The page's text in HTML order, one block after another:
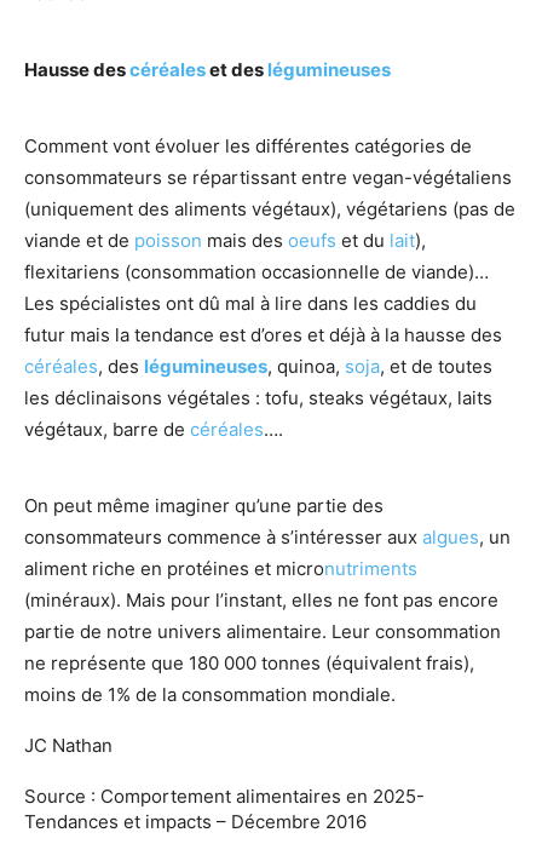
Hausse descéréaleset des légumineuses
Comment vont évoluer les différentes catégories de
consommateurs se répartissant entre vegan-végétaliens
(uniquement des aliments végétaux), végétariens (pas de
viande et de poisson mais des oeufs et du lait),
flexitariens (consommation occasionnelle de viande)…
Les spécialistes ont dû mal à lire dans les caddies du
futur mais la tendance est d’ores et déjà à la hausse des
céréales, des légumineuses, quinoa, soja, et de toutes
les déclinaisons végétales : tofu, steaks végétaux, laits
végétaux, barre de céréales….
On peut même imaginer qu’une partie des
consommateurs commence à s’intéresser aux algues, un
aliment riche en protéines et micronutriments
(minéraux). Mais pour l’instant, elles ne font pas encore
partie de notre univers alimentaire. Leur consommation
ne représente que 180 000 tonnes (équivalent frais),
moins de 1% de la consommation mondiale.
JC Nathan
Source : Comportement alimentaires en 2025-
Tendances et impacts – Décembre 2016